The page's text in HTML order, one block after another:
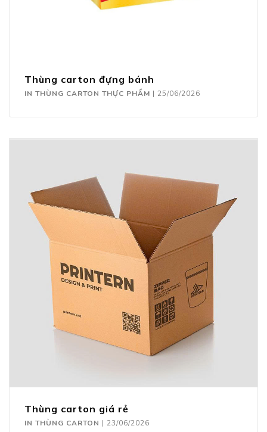
Thùng carton đựng bánh
IN THÙNG CARTON THỰC PHẨM | 25/06/2026
Thùng carton giá rẻ
IN THÙNG CARTON | 23/06/2026